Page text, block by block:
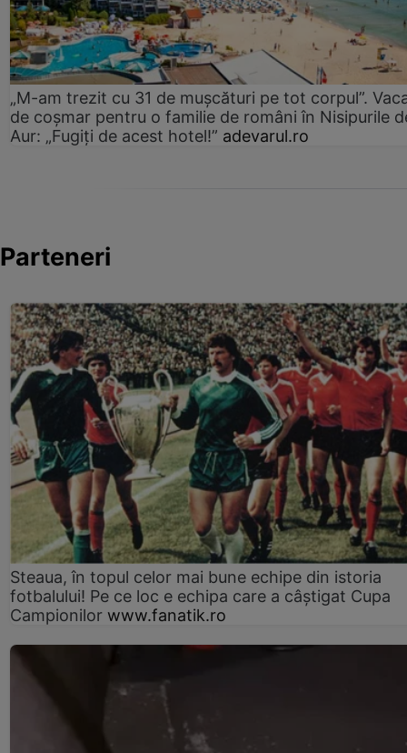
„M-am trezit cu 31 de mușcături pe tot corpul”.
de coșmar pentru o familie de români în Nisipurile
Aur: „Fugiți de acest hotel!” adevarul.ro
Parteneri
Steaua, în topul celor mai bune echipe din istoria
fotbalului! Pe ce loc e echipa care a câştigat Cupa
Campionilor www.fanatik.ro